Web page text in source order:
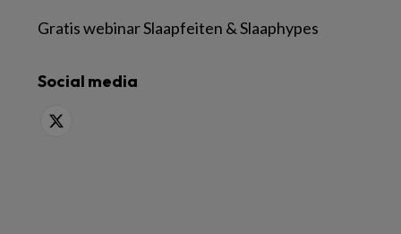
Gratis webinar Slaapfeiten & Slaaphypes
Social media